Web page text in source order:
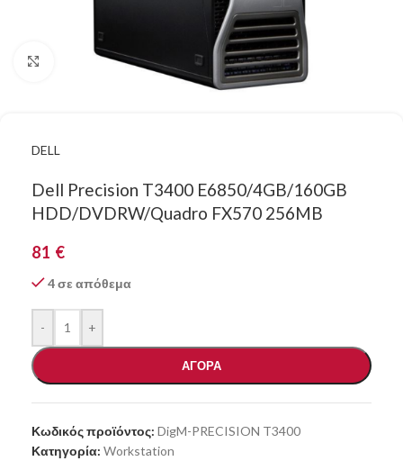
Κάντε κλικ για μεγέθυνση
DELL
Dell Precision T3400 E6850/4GB/160GB
HDD/DVDRW/Quadro FX570 256MB
81 €
4 σε απόθεμα
- +
ΑΓΟΡΑ
Κωδικός προϊόντος: DigM-PRECISION T3400
Κατηγορία: Workstation